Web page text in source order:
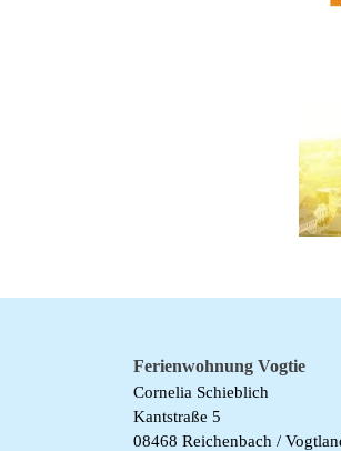
Ferienwohnung Vogtie
Cornelia Schieblich
Kantstraße 5
08468 Reichenbach /